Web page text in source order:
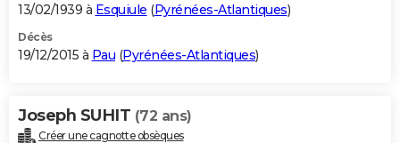
13/02/1939 à Esquiule (Pyrénées-Atlantiques)
Décès
19/12/2015 à Pau (Pyrénées-Atlantiques)
Joseph SUHIT (72 ans)
Créer une cagnotte obsèques